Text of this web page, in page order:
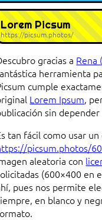
Lorem Picsum
https://picsum.photos/
gracias a Rena
herramienta
cumple
Lorem Ipsum,
sin
tan fácil como usar
picsum.photos/
aleatoria con
(600×400 en
pues nos permite
en blanco y